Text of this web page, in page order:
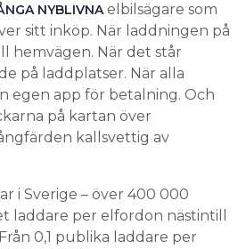
NYBLIVNAelbilsägare som
sitt inköp. När laddningen på
hemvägen. När det står
på laddplatser. När alla
egen app för betalning. Och
på kartan över
kallsvettig av
i Sverige – över 400 000
laddare per elfordon nästintill
0,1 publika laddare per